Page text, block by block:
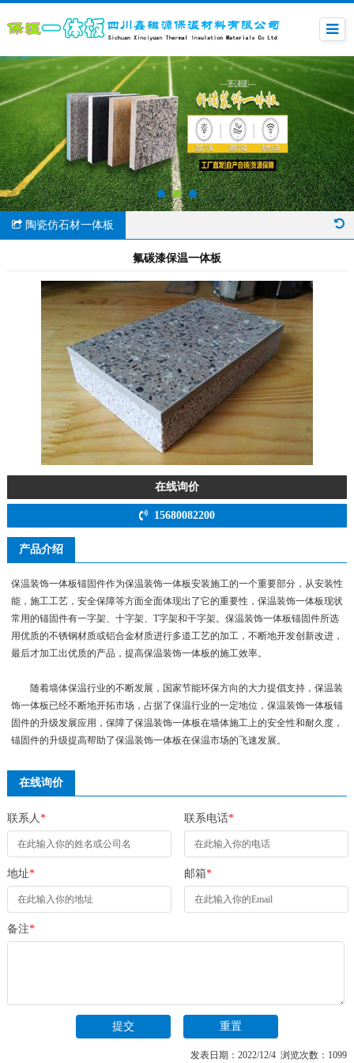
陶瓷仿石材一体板
氟碳漆保温一体板
在线询价
15680082200
产品介绍
保温装饰一体板锚固件作为保温装饰一体板安装施工的一个重要部分，从安装性
能，施工工艺，安全保障等方面全面体现出了它的重要性，保温装饰一体板现状
常用的锚固件有一字架、十字架、T字架和干字架。保温装饰一体板锚固件所选
用优质的不锈钢材质或铝合金材质进行多道工艺的加工，不断地开发创新改进，
最后才加工出优质的产品，提高保温装饰一体板的施工效率。
随着墙体保温行业的不断发展，国家节能环保方向的大力提倡支持，保温装
饰一体板已经不断地开拓市场，占据了保温行业的一定地位，保温装饰一体板锚
固件的升级发展应用，保障了保温装饰一体板在墙体施工上的安全性和耐久度，
锚固件的升级提高帮助了保温装饰一体板在保温市场的飞速发展。
在线询价
联系人* 联系电话*
地址* 邮箱*
备注*
发表日期：2022/12/4 浏览次数：1099